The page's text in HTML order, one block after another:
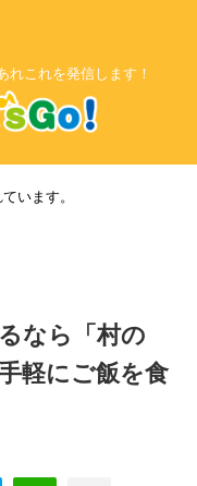
れこれを発信します！
います。
なら「村の
軽にご飯を食